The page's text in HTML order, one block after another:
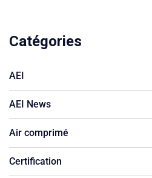
Catégories
AEI
AEI News
Air comprimé
Certification